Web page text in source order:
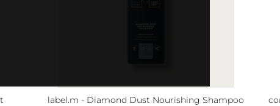
label.m - Diamond Dust Nourishing Shampoo